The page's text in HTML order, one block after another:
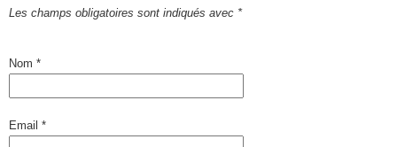
Les champs obligatoires sont indiqués avec *
Nom *
Email *